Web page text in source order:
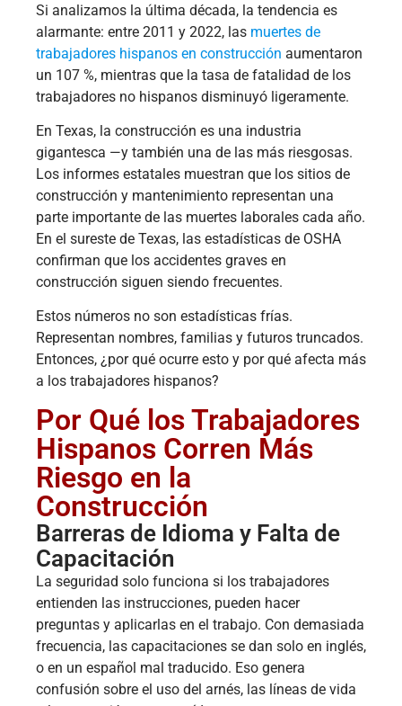
Si analizamos la última década, la tendencia es
alarmante: entre 2011 y 2022, las muertes de
trabajadores hispanos en construcción aumentaron
un 107 %, mientras que la tasa de fatalidad de los
trabajadores no hispanos disminuyó ligeramente.
En Texas, la construcción es una industria
gigantesca —y también una de las más riesgosas.
Los informes estatales muestran que los sitios de
construcción y mantenimiento representan una
parte importante de las muertes laborales cada año.
En el sureste de Texas, las estadísticas de OSHA
confirman que los accidentes graves en
construcción siguen siendo frecuentes.
Estos números no son estadísticas frías.
Representan nombres, familias y futuros truncados.
Entonces, ¿por qué ocurre esto y por qué afecta más
a los trabajadores hispanos?
Por Qué los Trabajadores
Hispanos Corren Más
Riesgo en la
Construcción
Barreras de Idioma y Falta de
Capacitación
La seguridad solo funciona si los trabajadores
entienden las instrucciones, pueden hacer
preguntas y aplicarlas en el trabajo. Con demasiada
frecuencia, las capacitaciones se dan solo en inglés,
o en un español mal traducido. Eso genera
confusión sobre el uso del arnés, las líneas de vida